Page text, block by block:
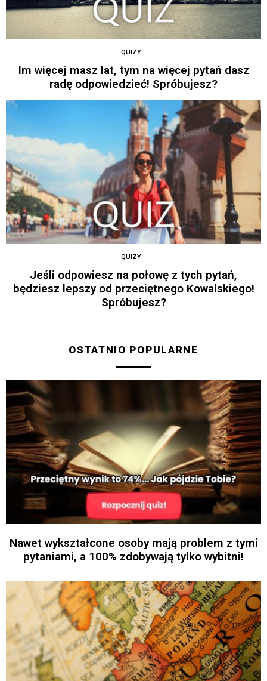
QUIZY
Im więcej masz lat, tym na więcej pytań dasz
radę odpowiedzieć! Spróbujesz?
QUIZY
Jeśli odpowiesz na połowę z tych pytań,
będziesz lepszy od przeciętnego Kowalskiego!
Spróbujesz?
OSTATNIO POPULARNE
Nawet wykształcone osoby mają problem z tymi
pytaniami, a 100% zdobywają tylko wybitni!